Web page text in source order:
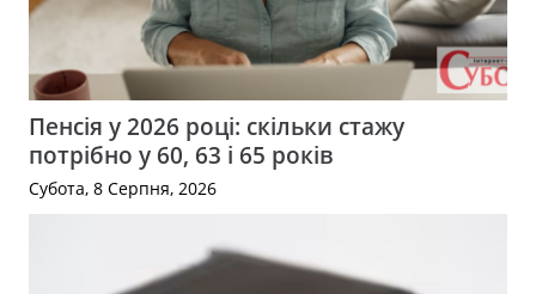
Пенсія у 2026 році: скільки стажу
потрібно у 60, 63 і 65 років
Субота, 8 Серпня, 2026